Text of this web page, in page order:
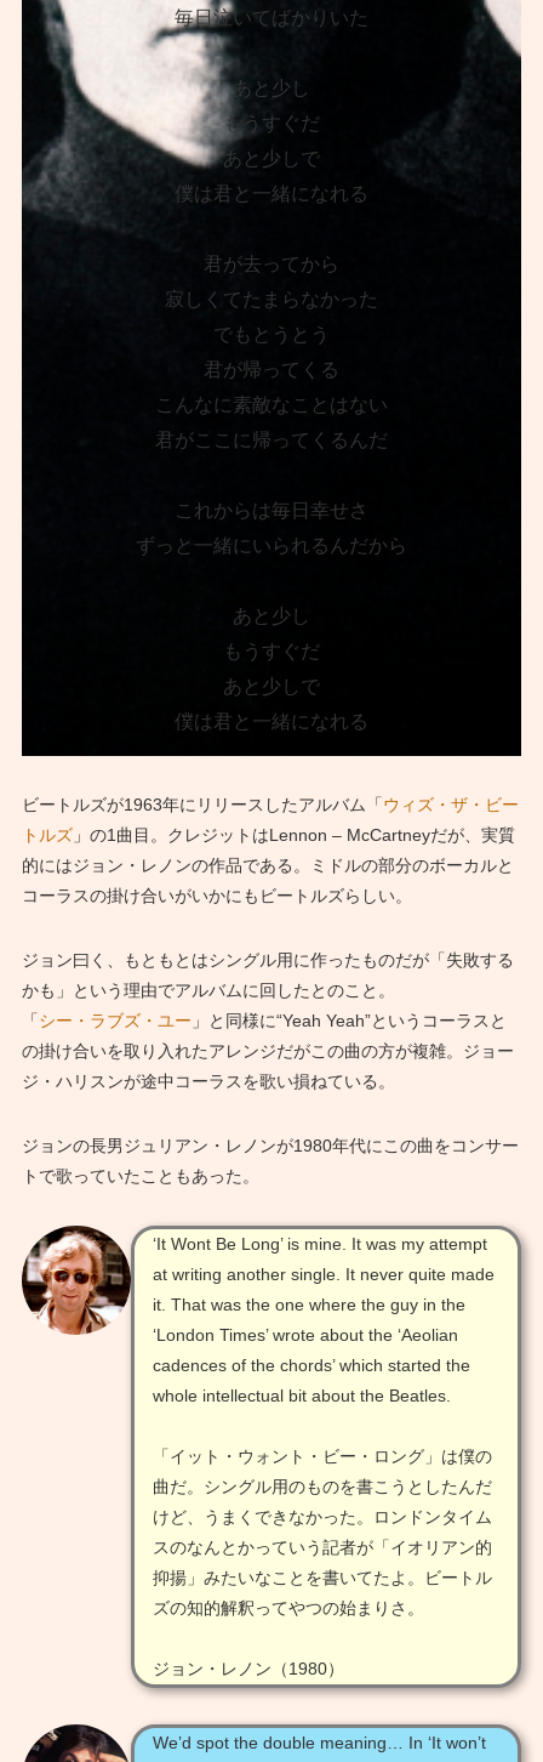
毎日泣いてばかりいた
あと少し
もうすぐだ
あと少しで
僕は君と一緒になれる
君が去ってから
寂しくてたまらなかった
でもとうとう
君が帰ってくる
こんなに素敵なことはない
君がここに帰ってくるんだ
これからは毎日幸せさ
ずっと一緒にいられるんだから
あと少し
もうすぐだ
あと少しで
僕は君と一緒になれる
ビートルズが1963年にリリースしたアルバム「ウィズ・ザ・ビー
トルズ」の1曲目。クレジットはLennon – McCartneyだが、実質
的にはジョン・レノンの作品である。ミドルの部分のボーカルと
コーラスの掛け合いがいかにもビートルズらしい。
ジョン曰く、もともとはシングル用に作ったものだが「失敗する
かも」という理由でアルバムに回したとのこと。
「シー・ラブズ・ユー 」と同様に“Yeah Yeah”というコーラスと
の掛け合いを取り入れたアレンジだがこの曲の方が複雑。ジョー
ジ・ハリスンが途中コーラスを歌い損ねている。
ジョンの長男ジュリアン・レノンが1980年代にこの曲をコンサー
トで歌っていたこともあった。
‘It Wont Be Long’ is mine. It was my attempt
at writing another single. It never quite made
it. That was the one where the guy in the
‘London Times’ wrote about the ‘Aeolian
cadences of the chords’ which started the
whole intellectual bit about the Beatles.
「イット・ウォント・ビー・ロング」は僕の
曲だ。シングル用のものを書こうとしたんだ
けど、うまくできなかった。ロンドンタイム
スのなんとかっていう記者が「イオリアン的
抑揚」みたいなことを書いてたよ。ビートル
ズの知的解釈ってやつの始まりさ。
ジョン・レノン（1980）
We’d spot the double meaning… In ‘It won’t